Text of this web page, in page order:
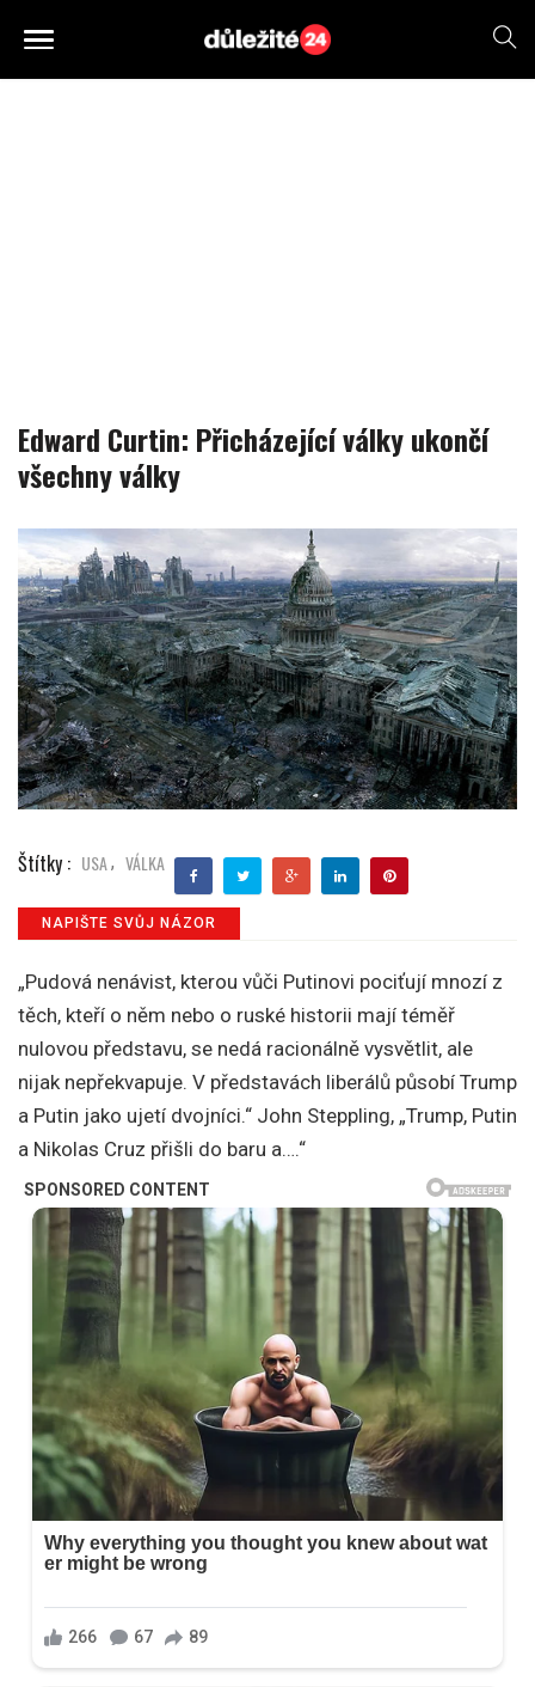
Edward Curtin: Přicházející války ukončí
všechny války
Štítky : USA, VÁLKA
NAPIŠTE SVŮJ NÁZOR
„Pudová nenávist, kterou vůči Putinovi pociťují mnozí z
těch, kteří o něm nebo o ruské historii mají téměř
nulovou představu, se nedá racionálně vysvětlit, ale
nijak nepřekvapuje. V představách liberálů působí Trump
a Putin jako ujetí dvojníci.“ John Steppling, „Trump, Putin
a Nikolas Cruz přišli do baru a….“